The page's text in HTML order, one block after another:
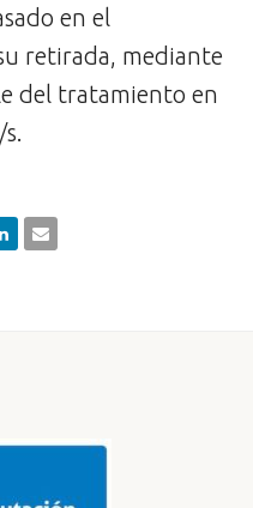
en el
retirada, mediante
del tratamiento en